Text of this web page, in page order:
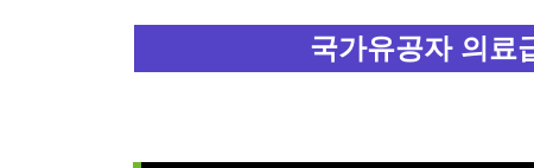
국가유공자 의료